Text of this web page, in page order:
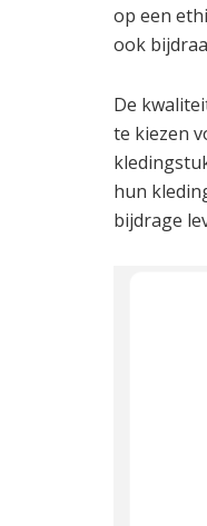
op een
ook
De
te kiezen
hun
bijdrage